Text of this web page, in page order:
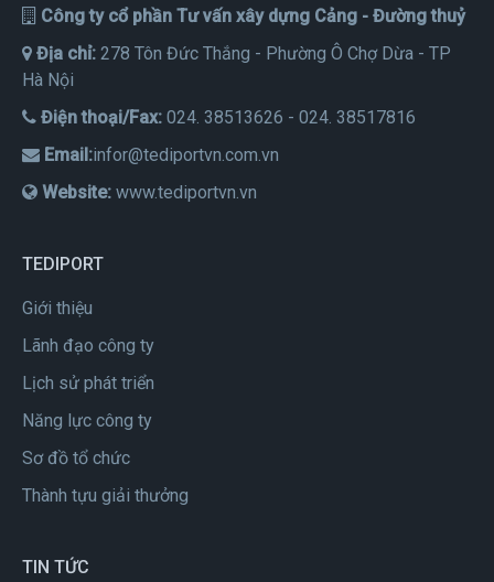
Công ty cổ phần Tư vấn xây dựng Cảng - Đường thuỷ
Địa chỉ: 278 Tôn Đức Thắng - Phường Ô Chợ Dừa - TP
Hà Nội
Điện thoại/Fax: 024. 38513626 - 024. 38517816
Email:infor@tediportvn.com.vn
Website: www.tediportvn.vn
TEDIPORT
Giới thiệu
Lãnh đạo công ty
Lịch sử phát triển
Năng lực công ty
Sơ đồ tổ chức
Thành tựu giải thưởng
TIN TỨC